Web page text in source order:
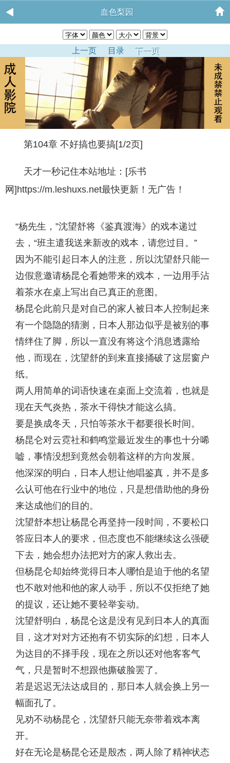
血色梨园
上一页 目录 下一页
第104章 不好搞也要搞[1/2页]
天才一秒记住本站地址：[乐书
网]https://m.leshuxs.net最快更新！无广告！
“杨先生，”沈望舒将《鉴真渡海》的戏本递过
去，“班主遣我送来新改的戏本，请您过目。”
因为不能引起日本人的注意，所以沈望舒只能一
边假意邀请杨昆仑看她带来的戏本，一边用手沾
着茶水在桌上写出自己真正的意图。
杨昆仑此前只是对自己的家人被日本人控制起来
有一个隐隐的猜测，日本人那边似乎是被别的事
情绊住了脚，所以一直没有将这个消息透露给
他，而现在，沈望舒的到来直接捅破了这层窗户
纸。
两人用简单的词语快速在桌面上交流着，也就是
现在天气炎热，茶水干得快才能这么搞。
要是换成冬天，只怕等茶水干都要很长时间。
杨昆仑对云霓社和鹤鸣堂最近发生的事也十分唏
嘘，事情没想到竟然会朝着这样的方向发展。
他深深的明白，日本人想让他唱鉴真，并不是多
么认可他在行业中的地位，只是想借助他的身份
来达成他们的目的。
沈望舒本想让杨昆仑再坚持一段时间，不要松口
答应日本人的要求，但态度也不能继续这么强硬
下去，她会想办法把对方的家人救出去。
但杨昆仑却始终觉得日本人哪怕是迫于他的名望
也不敢对他和他的家人动手，所以不仅拒绝了她
的提议，还让她不要轻举妄动。
沈望舒明白，杨昆仑这是没有见到日本人的真面
目，这才对对方还抱有不切实际的幻想，日本人
为达目的不择手段，现在之所以还对他客客气
气，只是暂时不想跟他撕破脸罢了。
若是迟迟无法达成目的，那日本人就会换上另一
幅面孔了。
见劝不动杨昆仑，沈望舒只能无奈带着戏本离
开。
好在无论是杨昆仑还是殷杰，两人除了精神状态